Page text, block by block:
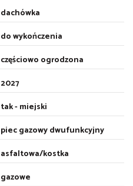
dachówka
do wykończenia
częściowo ogrodzona
2027
tak - miejski
piec gazowy dwufunkcyjny
asfaltowa/kostka
gazowe